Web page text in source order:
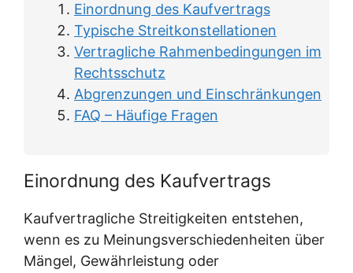
Einordnung des Kaufvertrags
Typische Streitkonstellationen
Vertragliche Rahmenbedingungen im
Rechtsschutz
Abgrenzungen und Einschränkungen
FAQ – Häufige Fragen
Einordnung des Kaufvertrags
Kaufvertragliche Streitigkeiten entstehen,
wenn es zu Meinungsverschiedenheiten über
Mängel, Gewährleistung oder